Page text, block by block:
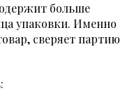
больше
упаковки. Именно
сверяет партию